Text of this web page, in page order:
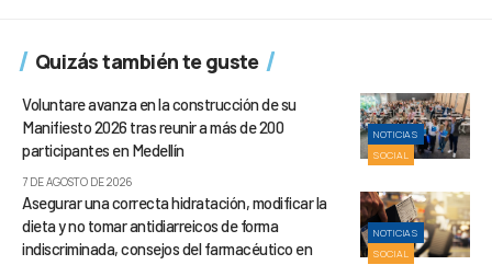
Quizás también te guste
NOTICIAS
SOCIAL
Voluntare avanza en la construcción de su
Manifiesto 2026 tras reunir a más de 200
participantes en Medellín
7 DE AGOSTO DE 2026
NOTICIAS
SOCIAL
Asegurar una correcta hidratación, modificar la
dieta y no tomar antidiarreicos de forma
indiscriminada, consejos del farmacéutico en